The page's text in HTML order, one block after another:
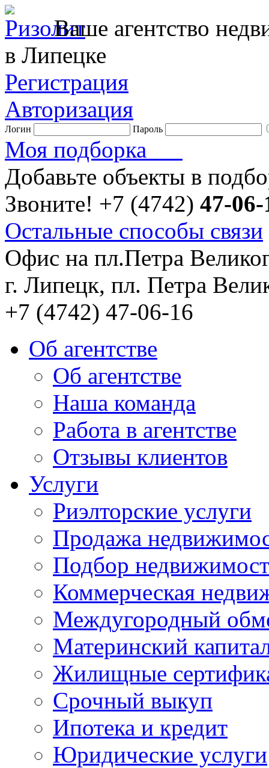
Ваше агентство
в Липецке
Регистрация
Авторизация
Логин Пароль
Моя подборка
Добавьте объекты в
Звоните! +7 (4742) 47-06-
Остальные способы связи
Офис на пл.Петра
г. Липецк, пл. Петра
+7 (4742) 47-06-16
Об агентстве
Об агентстве
Наша команда
Работа в агентстве
Отзывы клиентов
Услуги
Риэлторские услуги
Продажа
Подбор
Коммерческая
Междугородный
Материнский
Жилищные
Срочный выкуп
Ипотека и кредит
Юридические услуги